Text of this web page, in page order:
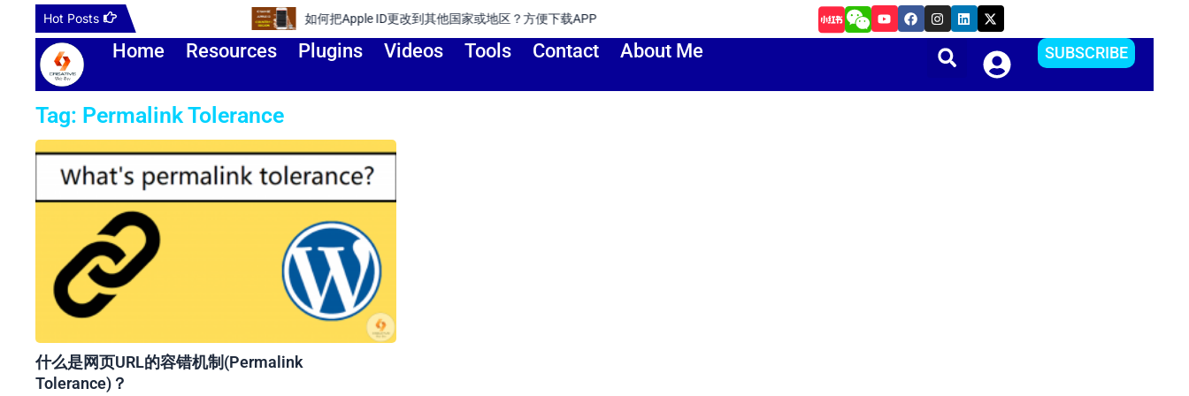
content
Hot Posts 如何把Apple ID更改到其他国家或地区？方便下载APP 如何在Android Studio中更改APP的package name和版
Y
o
u
e
F
a
c
o
I
n
s
t
a
r
L
i
n
i
X
-
t
w
i
t
t
Home Resources Plugins Videos Tools Contact About Me SUBSCRIBE
Tag: Permalink Tolerance
什么是网页URL的容错机制(Permalink
Tolerance)？